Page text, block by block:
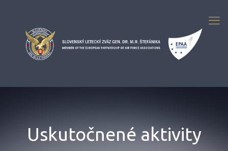
Uskutočnené aktivity